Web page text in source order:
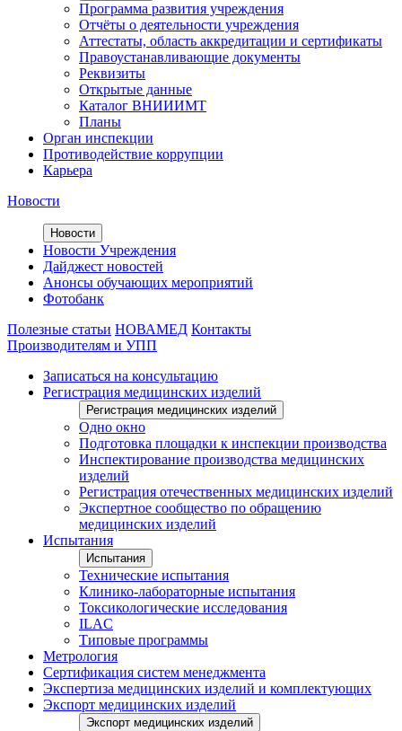
Программа развития учреждения
Отчёты о деятельности учреждения
Аттестаты, область аккредитации и сертификаты
Правоустанавливающие документы
Реквизиты
Открытые данные
Каталог ВНИИИМТ
Планы
Орган инспекции
Противодействие коррупции
Карьера
Новости
Новости
Новости Учреждения
Дайджест новостей
Анонсы обучающих мероприятий
Фотобанк
Полезные статьи НОВАМЕД Контакты
Производителям и УПП
Записаться на консультацию
Регистрация медицинских изделий
Регистрация медицинских изделий
Одно окно
Подготовка площадки к инспекции производства
Инспектирование производства медицинских
изделий
Регистрация отечественных медицинских изделий
Экспертное сообщество по обращению
медицинских изделий
Испытания
Испытания
Технические испытания
Клинико-лабораторные испытания
Токсикологические исследования
ILAС
Типовые программы
Метрология
Сертификация систем менеджмента
Экспертиза медицинских изделий и комплектующих
Экспорт медицинских изделий
Экспорт медицинских изделий